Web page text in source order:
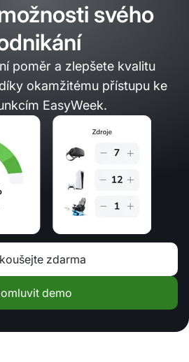
svého
poměr a zlepšete kvalitu
okamžitému přístupu ke
EasyWeek.
zdarma
demo